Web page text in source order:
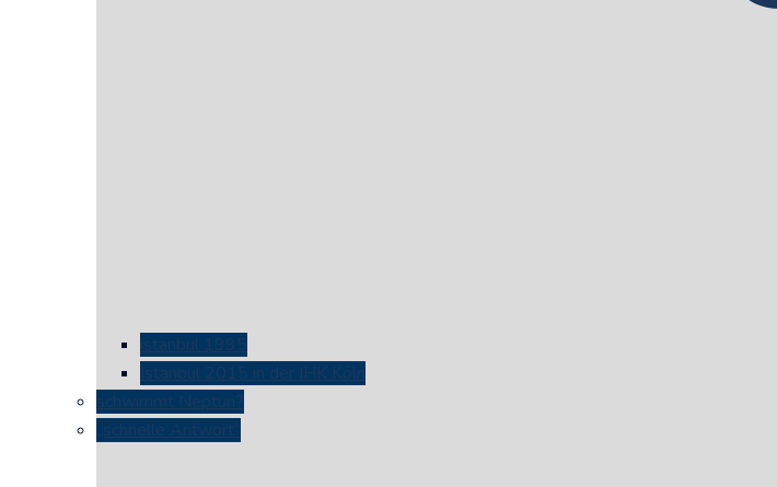
istanbul 1995
Istanbul 2015 in der IHK Köln
schwimmt Neptun?
„schnelle Antwort“